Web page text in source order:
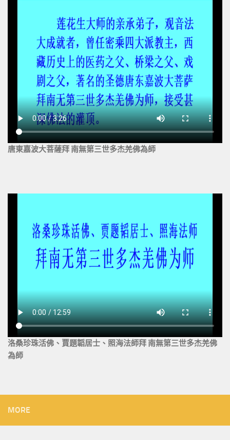
唐東嘉波大菩薩拜 南無第三世多杰羌佛為師
洛桑珍珠活佛、賈題韜居士、照海法師拜 南無第三世多杰羌佛
為師
MORE